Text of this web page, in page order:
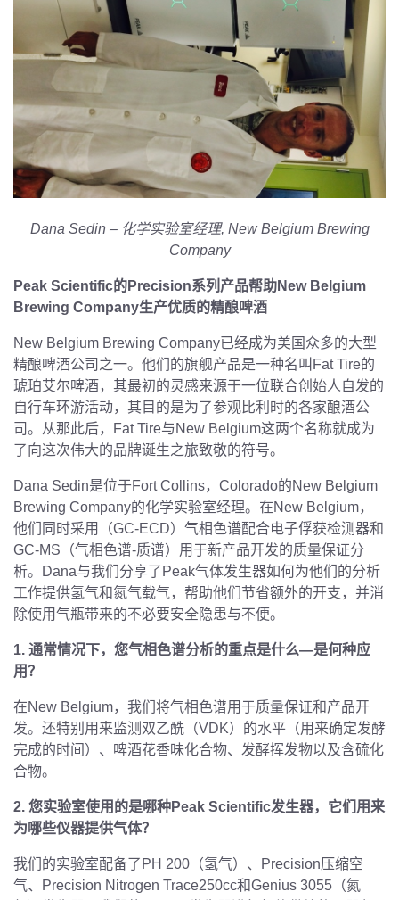
Dana Sedin – 化学实验室经理, New Belgium Brewing
Company
Peak Scientific的Precision系列产品帮助New Belgium
Brewing Company生产优质的精酿啤酒
New Belgium Brewing Company已经成为美国众多的大型
精酿啤酒公司之一。他们的旗舰产品是一种名叫Fat Tire的
琥珀艾尔啤酒，其最初的灵感来源于一位联合创始人自发的
自行车环游活动，其目的是为了参观比利时的各家酿酒公
司。从那此后，Fat Tire与New Belgium这两个名称就成为
了向这次伟大的品牌诞生之旅致敬的符号。
Dana Sedin是位于Fort Collins，Colorado的New Belgium
Brewing Company的化学实验室经理。在New Belgium，
他们同时采用（GC-ECD）气相色谱配合电子俘获检测器和
GC-MS（气相色谱-质谱）用于新产品开发的质量保证分
析。Dana与我们分享了Peak气体发生器如何为他们的分析
工作提供氢气和氮气载气，帮助他们节省额外的开支，并消
除使用气瓶带来的不必要安全隐患与不便。
1. 通常情况下，您气相色谱分析的重点是什么—是何种应
用？
在New Belgium，我们将气相色谱用于质量保证和产品开
发。还特别用来监测双乙酰（VDK）的水平（用来确定发酵
完成的时间）、啤酒花香味化合物、发酵挥发物以及含硫化
合物。
2. 您实验室使用的是哪种Peak Scientific发生器，它们用来
为哪些仪器提供气体？
我们的实验室配备了PH 200（氢气）、Precision压缩空
气、Precision Nitrogen Trace250cc和Genius 3055（氮